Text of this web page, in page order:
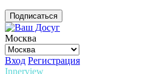
Подписаться
Москва
Вход Регистрация
Innerview